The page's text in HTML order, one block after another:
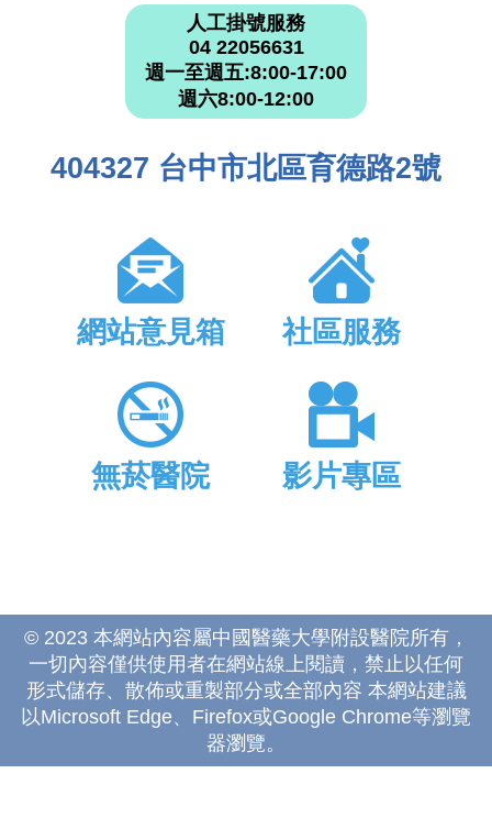
人工掛號服務
04 22056631
週一至週五:8:00-17:00
週六8:00-12:00
404327 台中市北區育德路2號
網站意見箱 社區服務
無菸醫院 影片專區
© 2023 本網站內容屬中國醫藥大學附設醫院所有，
一切內容僅供使用者在網站線上閱讀，禁止以任何
形式儲存、散佈或重製部分或全部內容 本網站建議
以Microsoft Edge、Firefox或Google Chrome等瀏覽
器瀏覽。